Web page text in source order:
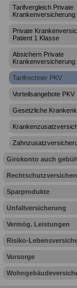
Tarifvergleich Private
Krankenversicherung
Private
Patient 1 Klasse
Absichern Private
Krankenversicherung
Tarifrechner PKV
Vorteilsangebote PKV
Gesetzliche
Girokonto auch
Sparprodukte
Unfallversicherung
Vermög. Leistungen
Risiko-
Vorsorge